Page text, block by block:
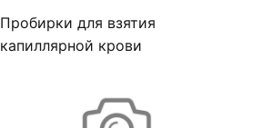
Пробирки для взятия
капиллярной крови